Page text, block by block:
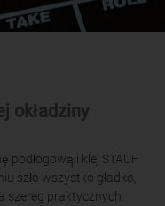
okładziny
podłogową i klej STAUF
szło wszystko gładko,
szereg praktycznych,